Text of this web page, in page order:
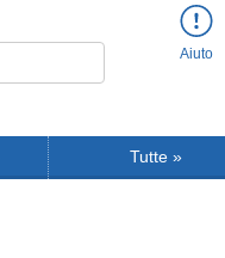
Aiuto
Tutte »